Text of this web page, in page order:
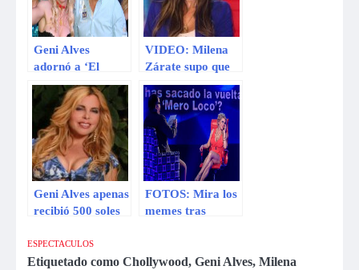
Geni Alves
adornó a ‘El
Mero loco’
VIDEO: Milena
Zárate supo que
Edwin estaba con
su hermana
mientras daba a
luz
Geni Alves apenas
recibió 500 soles
revelaciones en El
valor de la verdad
FOTOS: Mira los
memes tras
Valor de la
ESPECTACULOS
Etiquetado como Chollywood, Geni Alves, Milena